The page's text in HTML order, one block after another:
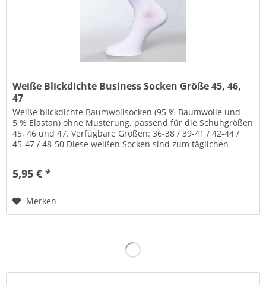
Weiße Blickdichte Business Socken Größe 45, 46,
47
Weiße blickdichte Baumwollsocken (95 % Baumwolle und
5 % Elastan) ohne Musterung, passend für die Schuhgrößen
45, 46 und 47. Verfügbare Größen: 36-38 / 39-41 / 42-44 /
45-47 / 48-50 Diese weißen Socken sind zum täglichen
5,95 € *
Merken